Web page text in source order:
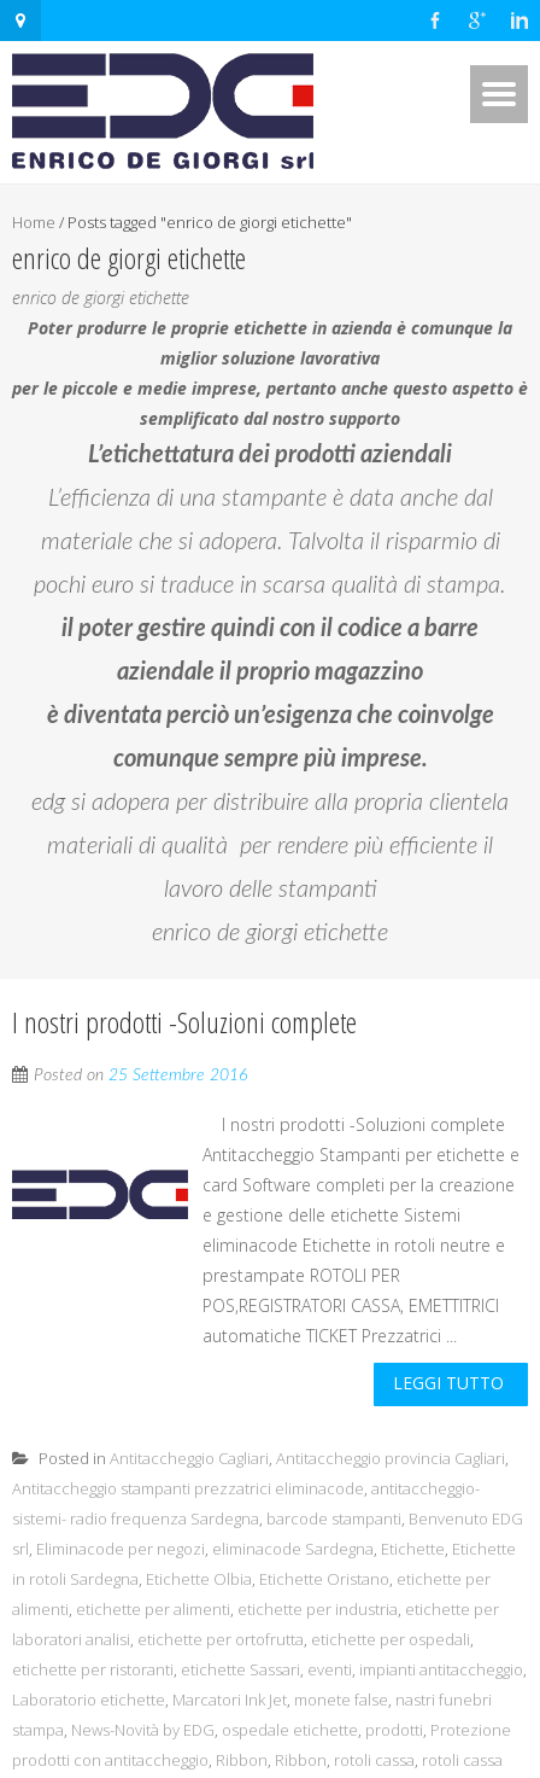
Home / Posts tagged "enrico de giorgi etichette"
enrico de giorgi etichette
enrico de giorgi etichette
Poter produrre le proprie etichette in azienda è comunque la
miglior soluzione lavorativa
per le piccole e medie imprese, pertanto anche questo aspetto è
semplificato dal nostro supporto
L’etichettatura dei prodotti aziendali
L’efficienza di una stampante è data anche dal
materiale che si adopera. Talvolta il risparmio di
pochi euro si traduce in scarsa qualità di stampa.
il poter gestire quindi con il codice a barre
aziendale il proprio magazzino
è diventata perciò un’esigenza che coinvolge
comunque sempre più imprese.
edg si adopera per distribuire alla propria clientela
materiali di qualità per rendere più efficiente il
lavoro delle stampanti
enrico de giorgi etichette
I nostri prodotti -Soluzioni complete
Posted on 25 Settembre 2016
I nostri prodotti -Soluzioni complete
Antitaccheggio Stampanti per etichette e
card Software completi per la creazione
e gestione delle etichette Sistemi
eliminacode Etichette in rotoli neutre e
prestampate ROTOLI PER
POS,REGISTRATORI CASSA, EMETTITRICI
automatiche TICKET Prezzatrici ...
LEGGI TUTTO
Posted in Antitaccheggio Cagliari, Antitaccheggio provincia Cagliari,
Antitaccheggio stampanti prezzatrici eliminacode, antitaccheggio-
sistemi- radio frequenza Sardegna, barcode stampanti, Benvenuto EDG
srl, Eliminacode per negozi, eliminacode Sardegna, Etichette, Etichette
in rotoli Sardegna, Etichette Olbia, Etichette Oristano, etichette per
alimenti, etichette per alimenti, etichette per industria, etichette per
laboratori analisi, etichette per ortofrutta, etichette per ospedali,
etichette per ristoranti, etichette Sassari, eventi, impianti antitaccheggio,
Laboratorio etichette, Marcatori Ink Jet, monete false, nastri funebri
stampa, News-Novità by EDG, ospedale etichette, prodotti, Protezione
prodotti con antitaccheggio, Ribbon, Ribbon, rotoli cassa, rotoli cassa